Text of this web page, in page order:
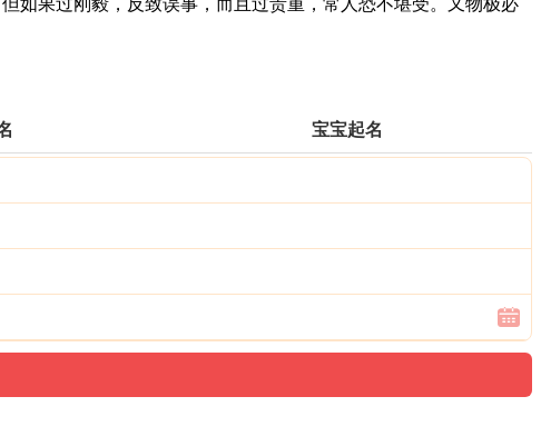
果过刚毅，反致误事，而且过贵重，常人恐不堪受。又物极必
宝宝起名